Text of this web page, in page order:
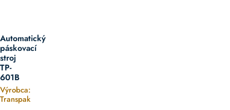
Automatický
páskovací
stroj
TP-
601B
Výrobca:
Transpak